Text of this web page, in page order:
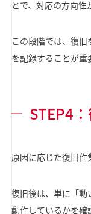
とで、対応の方向性
この段階では、復
を記録することが重
STEP4
原因に応じた復旧作
復旧後は、単に「動
動作しているかを確